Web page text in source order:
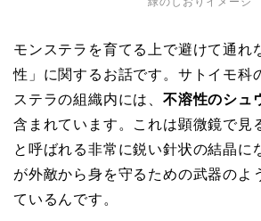
モンステラを育てる上で避けて通れ
性」に関するお話です。サトイモ科
ステラの組織内には、 不溶性のシュ
含まれています。これは顕微鏡で見
と呼ばれる非常に鋭い針状の結晶に
が外敵から身を守るための武器のよ
ているんです。